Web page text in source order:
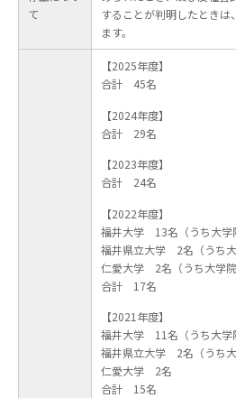
て
することが判明したとき
ます。
【2025年度】
合計 45名
【2024年度】
合計 29名
【2023年度】
合計 24名
【2022年度】
福井大学 13名（うち大学
福井県立大学 2名（うち大
仁愛大学 2名（うち大学院
合計 17名
【2021年度】
福井大学 11名（うち大学
福井県立大学 2名（うち大
仁愛大学 2名
合計 15名